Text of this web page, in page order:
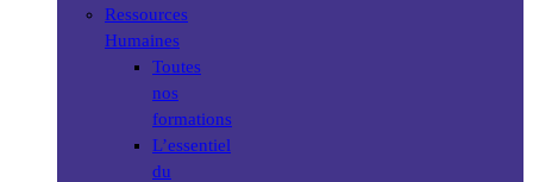
Ressources
Humaines
Toutes
nos
formations
L’essentiel
du